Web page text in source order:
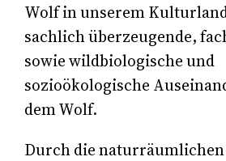
Wolf in unserem
sachlich überzeugende,
sowie wildbiologische und
sozioökologische
dem Wolf.
Durch die naturräumlichen